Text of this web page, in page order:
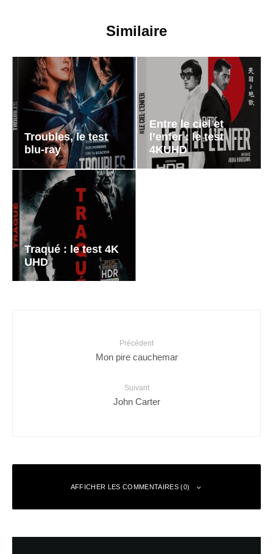
Similaire
Troubles, le test
blu-ray
Entre le ciel et
l’enfer : le test
4KUHD
Traqué : le test 4K
UHD
Précédent
Mon pire cauchemar
Suivant
John Carter
AFFICHER LES COMMENTAIRES (0)